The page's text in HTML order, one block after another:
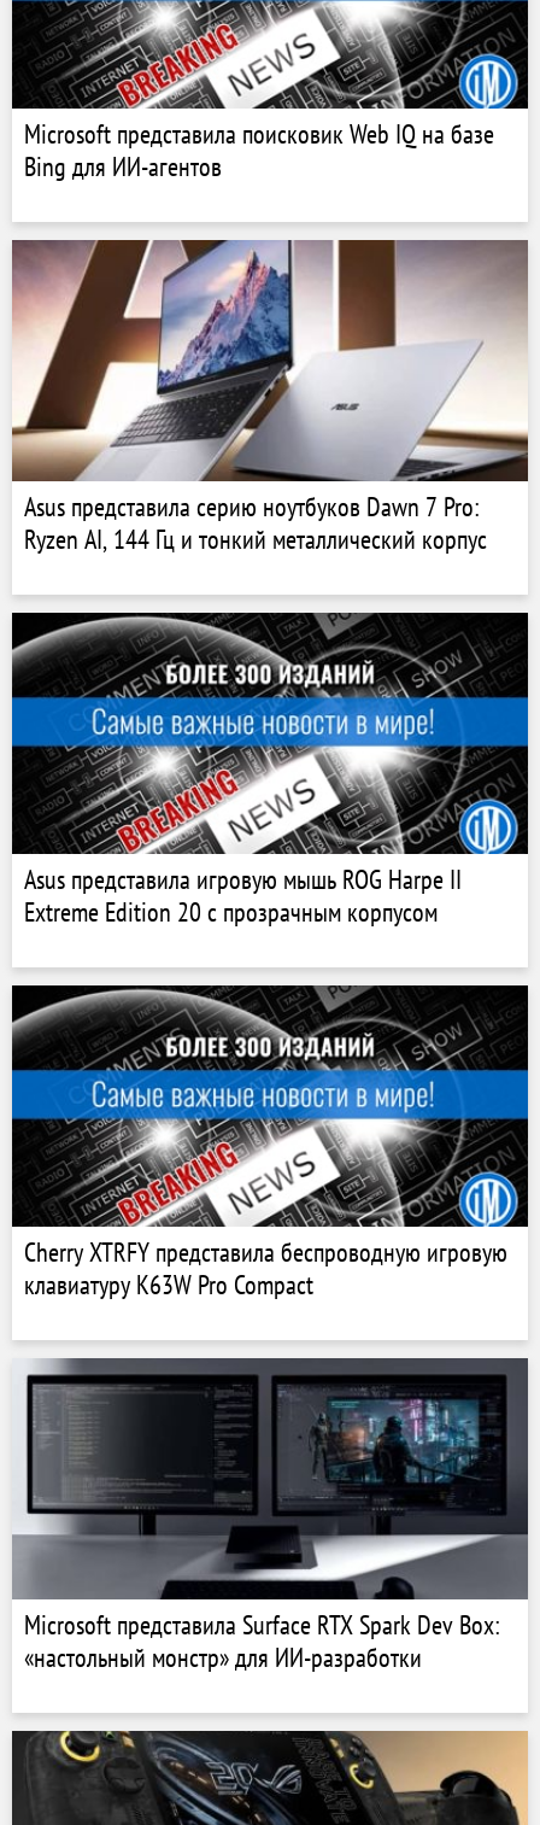
Microsoft представила поисковик Web IQ на базе
Bing для ИИ-агентов
Asus представила серию ноутбуков Dawn 7 Pro:
Ryzen AI, 144 Гц и тонкий металлический корпус
Asus представила игровую мышь ROG Harpe II
Extreme Edition 20 с прозрачным корпусом
Cherry XTRFY представила беспроводную игровую
клавиатуру K63W Pro Compact
Microsoft представила Surface RTX Spark Dev Box:
«настольный монстр» для ИИ-разработки